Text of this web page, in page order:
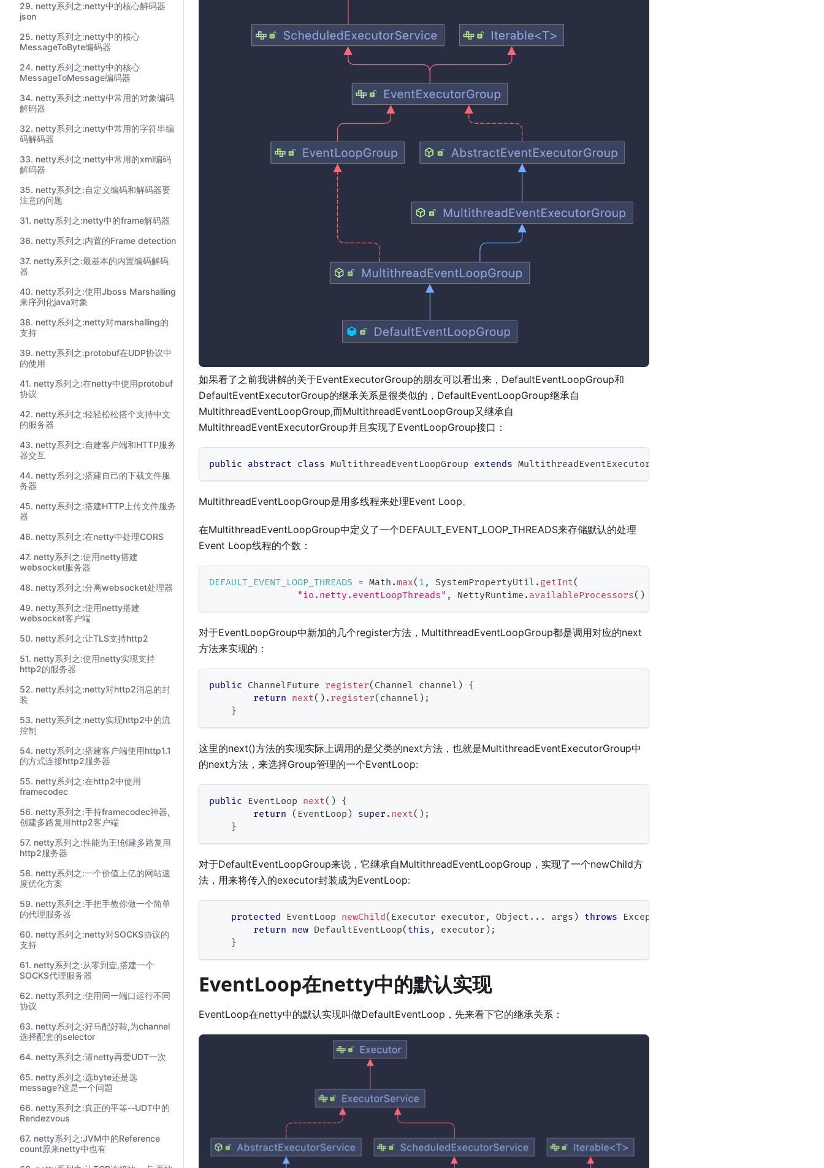
29. netty系列之:netty中的核心解码器
json
25. netty系列之:netty中的核心
MessageToByte编码器
24. netty系列之:netty中的核心
MessageToMessage编码器
34. netty系列之:netty中常用的对象编码
解码器
32. netty系列之:netty中常用的字符串编
码解码器
33. netty系列之:netty中常用的xml编码
解码器
35. netty系列之:自定义编码和解码器要
注意的问题
31. netty系列之:netty中的frame解码器
36. netty系列之:内置的Frame detection
37. netty系列之:最基本的内置编码解码
器
40. netty系列之:使用Jboss Marshalling
来序列化java对象
38. netty系列之:netty对marshalling的
支持
39. netty系列之:protobuf在UDP协议中
的使用
41. netty系列之:在netty中使用protobuf
协议
42. netty系列之:轻轻松松搭个支持中文
的服务器
43. netty系列之:自建客户端和HTTP服务
器交互
44. netty系列之:搭建自己的下载文件服
务器
45. netty系列之:搭建HTTP上传文件服务
器
46. netty系列之:在netty中处理CORS
47. netty系列之:使用netty搭建
websocket服务器
48. netty系列之:分离websocket处理器
49. netty系列之:使用netty搭建
websocket客户端
50. netty系列之:让TLS支持http2
51. netty系列之:使用netty实现支持
http2的服务器
52. netty系列之:netty对http2消息的封
装
53. netty系列之:netty实现http2中的流
控制
54. netty系列之:搭建客户端使用http1.1
的方式连接http2服务器
55. netty系列之:在http2中使用
framecodec
56. netty系列之:手持framecodec神器,
创建多路复用http2客户端
57. netty系列之:性能为王!创建多路复用
http2服务器
58. netty系列之:一个价值上亿的网站速
度优化方案
59. netty系列之:手把手教你做一个简单
的代理服务器
60. netty系列之:netty对SOCKS协议的
支持
61. netty系列之:从零到壹,搭建一个
SOCKS代理服务器
62. netty系列之:使用同一端口运行不同
协议
63. netty系列之:好马配好鞍,为channel
选择配套的selector
64. netty系列之:请netty再爱UDT一次
65. netty系列之:选byte还是选
message?这是一个问题
66. netty系列之:真正的平等--UDT中的
Rendezvous
67. netty系列之:JVM中的Reference
count原来netty中也有
如果看了之前我讲解的关于EventExecutorGroup的朋友可以看出来，DefaultEventLoopGroup和
DefaultEventExecutorGroup的继承关系是很类似的，DefaultEventLoopGroup继承自
MultithreadEventLoopGroup,而MultithreadEventLoopGroup又继承自
MultithreadEventExecutorGroup并且实现了EventLoopGroup接口：
public abstract class MultithreadEventLoopGroup extends MultithreadEventExecutorGroup
MultithreadEventLoopGroup是用多线程来处理Event Loop。
在MultithreadEventLoopGroup中定义了一个DEFAULT_EVENT_LOOP_THREADS来存储默认的处理
Event Loop线程的个数：
DEFAULT_EVENT_LOOP_THREADS = Math .max( 1 , SystemPropertyUtil . getInt(
"io.netty.eventLoopThreads" , NettyRuntime . availableProcessors( )
对于EventLoopGroup中新加的几个register方法，MultithreadEventLoopGroup都是调用对应的next
方法来实现的：
public ChannelFuture register( Channel channel ) {
return next( ) . register( channel ) ;
}
这里的next()方法的实现实际上调用的是父类的next方法，也就是MultithreadEventExecutorGroup中
的next方法，来选择Group管理的一个EventLoop:
public EventLoop next( ) {
return
( EventLoop ) super . next( ) ;
}
对于DefaultEventLoopGroup来说，它继承自MultithreadEventLoopGroup，实现了一个newChild方
法，用来将传入的executor封装成为EventLoop:
protected EventLoop newChild( Executor executor , Object . . . args ) throws Exception
return new DefaultEventLoop( this , executor ) ;
}
EventLoop在netty中的默认实现
EventLoop在netty中的默认实现叫做DefaultEventLoop，先来看下它的继承关系：